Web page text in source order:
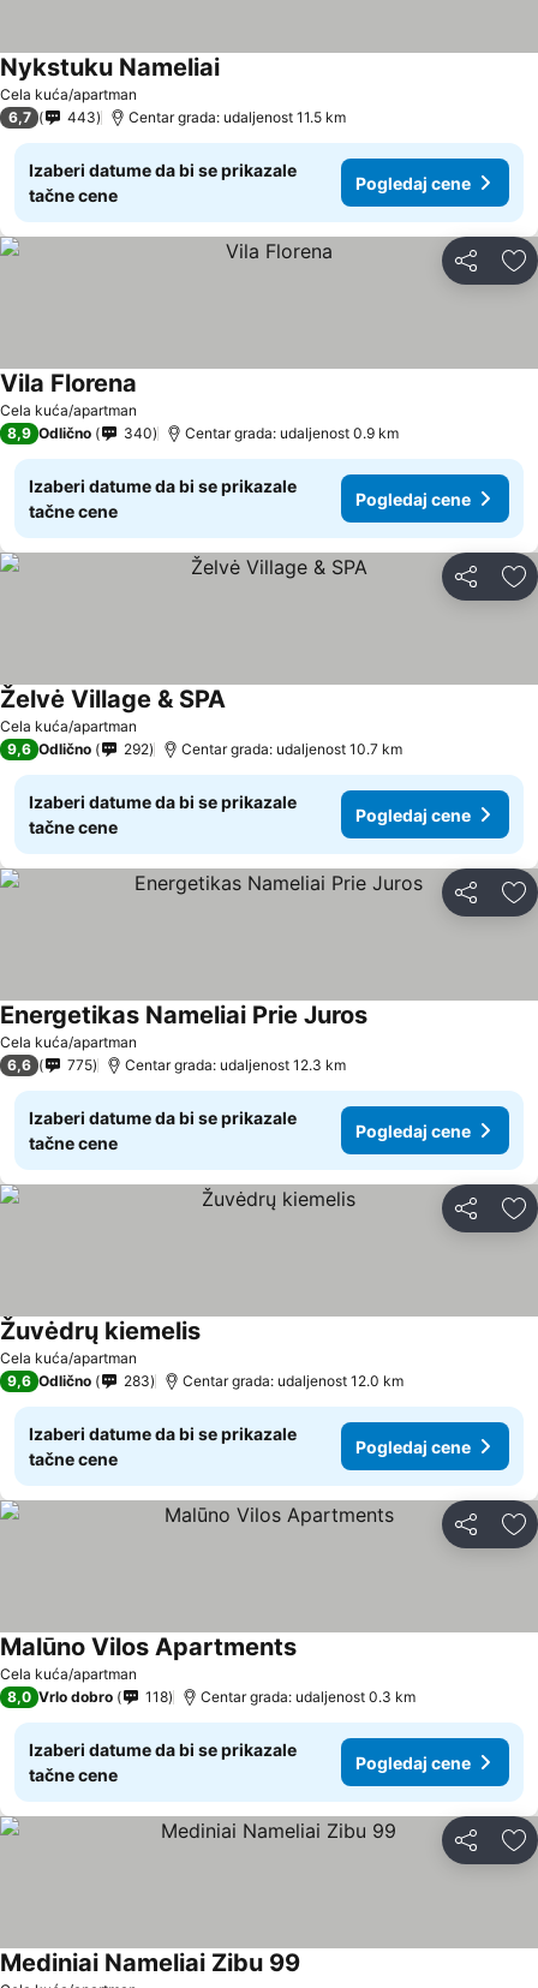
Cela kuća/apartman
Nykstuku Nameliai
6,7 443 Centar grada: udaljenost 11.5 km
Izaberi datume da bi se prikazale
tačne cene
Pogledaj cene
Deli
Cela kuća/apartman
Vila Florena
8,9 Odlično 340 Centar grada: udaljenost 0.9 km
Izaberi datume da bi se prikazale
tačne cene
Pogledaj cene
Deli
Cela kuća/apartman
Želvė Village & SPA
9,6 Odlično 292 Centar grada: udaljenost 10.7 km
Izaberi datume da bi se prikazale
tačne cene
Pogledaj cene
Deli
Cela kuća/apartman
Energetikas Nameliai Prie Juros
6,6 775 Centar grada: udaljenost 12.3 km
Izaberi datume da bi se prikazale
tačne cene
Pogledaj cene
Deli
Cela kuća/apartman
Žuvėdrų kiemelis
9,6 Odlično 283 Centar grada: udaljenost 12.0 km
Izaberi datume da bi se prikazale
tačne cene
Pogledaj cene
Deli
Cela kuća/apartman
Malūno Vilos Apartments
8,0 Vrlo dobro 118 Centar grada: udaljenost 0.3 km
Izaberi datume da bi se prikazale
tačne cene
Pogledaj cene
Deli
Mediniai Nameliai Zibu 99